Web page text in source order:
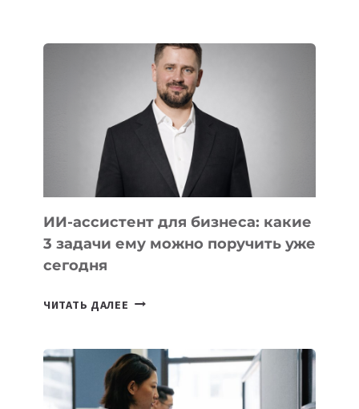
КОТОРЫЕ
РАЗВИВАЮТ
ТЕХНОЛОГИЧЕСКОЕ
ОБРАЗОВАНИЕ
ТАДЖИКИСТАНА
ИИ-ассистент для бизнеса: какие
3 задачи ему можно поручить уже
сегодня
ЧИТАТЬ ДАЛЕЕ ИИ-
БИЗНЕСА:
КАКИЕ
3